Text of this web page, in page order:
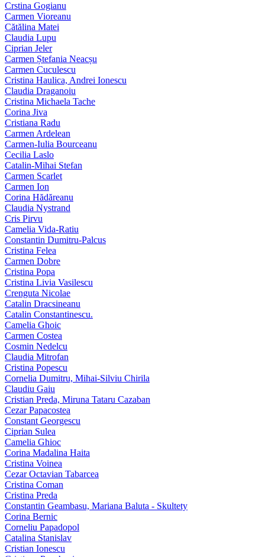
Crstina Gogianu
Carmen Vioreanu
Cătălina Matei
Claudia Lupu
Ciprian Jeler
Carmen Ștefania Neacșu
Carmen Cuculescu
Cristina Haulica, Andrei Ionescu
Claudia Draganoiu
Cristina Michaela Tache
Corina Jiva
Cristiana Radu
Carmen Ardelean
Carmen-Iulia Bourceanu
Cecilia Laslo
Catalin-Mihai Stefan
Carmen Scarlet
Carmen Ion
Corina Hădăreanu
Claudia Nystrand
Cris Pirvu
Camelia Vida-Ratiu
Constantin Dumitru‑Palcus
Cristina Felea
Carmen Dobre
Cristina Popa
Cristina Livia Vasilescu
Crenguta Nicolae
Catalin Dracsineanu
Catalin Constantinescu.
Camelia Ghoic
Carmen Costea
Cosmin Nedelcu
Claudia Mitrofan
Cristina Popescu
Cornelia Dumitru, Mihai‑Silviu Chirila
Claudiu Gaiu
Cristian Preda, Miruna Tataru Cazaban
Cezar Papacostea
Constant Georgescu
Ciprian Sulea
Camelia Ghioc
Corina Madalina Haita
Cristina Voinea
Cezar Octavian Tabarcea
Cristina Coman
Cristina Preda
Constantin Geambasu, Mariana Baluta - Skultety
Corina Bernic
Corneliu Papadopol
Catalina Stanislav
Cristian Ionescu